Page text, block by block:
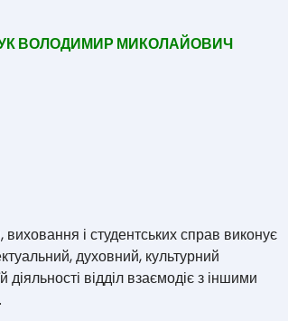
ВОЛОДИМИР МИКОЛАЙОВИЧ
виховання і студентських справ виконує
духовний, культурний
діяльності відділ взаємодіє з іншими